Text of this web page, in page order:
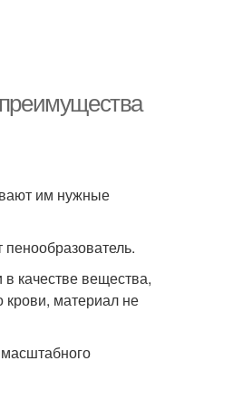
им нужные
качестве вещества,
крови, материал не